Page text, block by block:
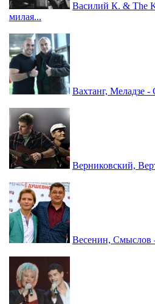
Василий К. & The
милая...
Вахтанг, Меладзе -
Верниковский,
Весенин, Смыслов